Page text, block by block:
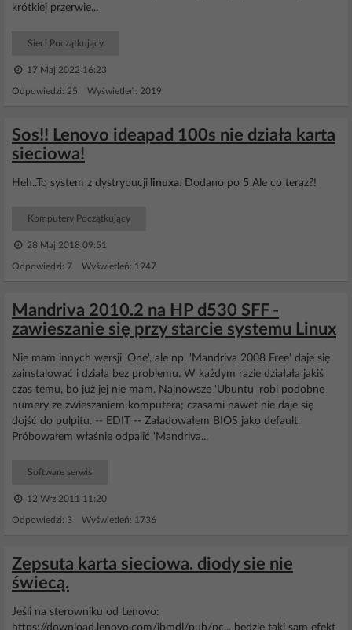
krótkiej przerwie...
Sieci Początkujący
17 Maj 2022 16:23
Odpowiedzi: 25 Wyświetleń: 2019
Sos!! Lenovo ideapad 100s nie działa karta
sieciowa!
Heh..To system z dystrybucji linuxa. Dodano po 5 Ale co teraz?!
Komputery Początkujący
28 Maj 2018 09:51
Odpowiedzi: 7 Wyświetleń: 1947
Mandriva 2010.2 na HP d530 SFF -
zawieszanie się przy starcie systemu Linux
Nie mam innych wersji 'One', ale np. 'Mandriva 2008 Free' daje się
zainstalować i działa bez problemu. W każdym razie działała jakiś
czas temu, bo już jej nie mam. Najnowsze 'Ubuntu' robi podobne
numery ze zwieszaniem komputera; czasami nawet nie daje się
dojść do pulpitu. -- EDIT -- Załadowałem BIOS jako default.
Próbowałem właśnie odpalić 'Mandriva...
Software serwis
12 Wrz 2011 11:20
Odpowiedzi: 3 Wyświetleń: 1736
Zepsuta karta sieciowa. diody sie nie
świecą.
Jeśli na sterowniku od Lenovo:
https://download.lenovo.com/ibmdl/pub/pc... będzie taki sam efekt